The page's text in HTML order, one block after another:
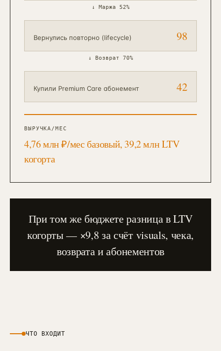
↓ Маржа 52%
Вернулись повторно (lifecycle) 98
↓ Возврат 70%
Купили Premium Care абонемент 42
ВЫРУЧКА/МЕС
4,76 млн ₽/мес базовый, 39,2 млн LTV
когорта
При том же бюджете разница в LTV
когорты — ×9,8 за счёт visuals, чека,
возврата и абонементов
ЧТО ВХОДИТ